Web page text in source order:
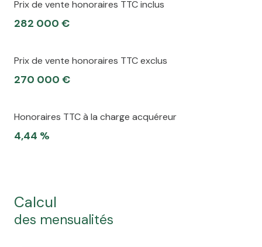
Prix de vente honoraires TTC inclus
282 000 €
Prix de vente honoraires TTC exclus
270 000 €
Honoraires TTC à la charge acquéreur
4,44 %
calcul
des mensualités